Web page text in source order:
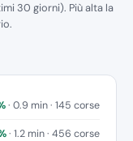
30 giorni). Più alta la
· 0.9 min · 145 corse
· 1.2 min · 456 corse